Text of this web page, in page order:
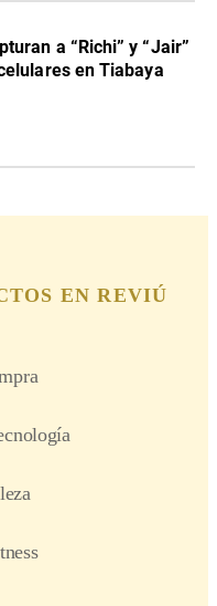
a “Richi” y “Jair”
en Tiabaya